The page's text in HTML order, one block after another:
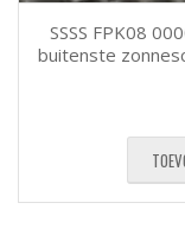
SSSS FPK08
buitenste